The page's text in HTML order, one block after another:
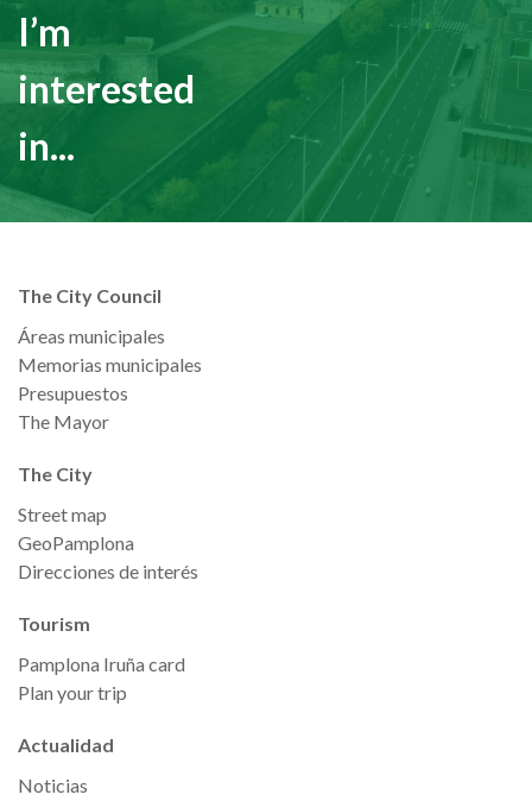
I’m
interested
in...
The City Council
Áreas municipales
Memorias municipales
Presupuestos
The Mayor
The City
Street map
GeoPamplona
Direcciones de interés
Tourism
Pamplona Iruña card
Plan your trip
Actualidad
Noticias